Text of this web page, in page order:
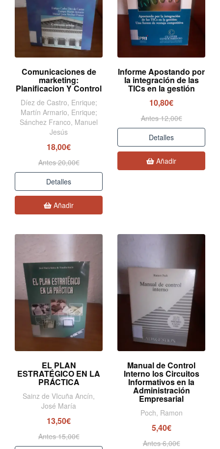
Comunicaciones de
marketing:
Planificacion Y Control
Díez de Castro, Enrique;
Martín Armario, Enrique;
Sánchez Franco, Manuel
Jesús
18,00€
Antes 20,00€
Detalles
Añadir
Informe Apostando por
la integración de las
TICs en la gestión
10,80€
Antes 12,00€
Detalles
Añadir
EL PLAN
ESTRATÉGICO EN LA
PRÁCTICA
Sainz de VIcuña Ancín,
José María
13,50€
Antes 15,00€
Manual de Control
Interno los Circuitos
Informativos en la
Administración
Empresarial
Poch, Ramon
5,40€
Antes 6,00€